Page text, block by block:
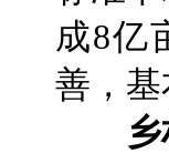
成8亿
善，